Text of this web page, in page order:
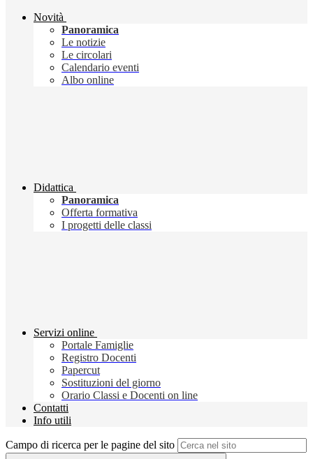
Novità
Panoramica
Le notizie
Le circolari
Calendario eventi
Albo online
Didattica
Panoramica
Offerta formativa
I progetti delle classi
Servizi online
Portale Famiglie
Registro Docenti
Papercut
Sostituzioni del giorno
Orario Classi e Docenti on line
Contatti
Info utili
Campo di ricerca per le pagine del sito